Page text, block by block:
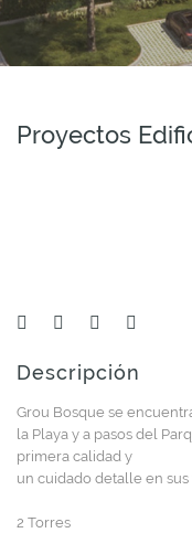
Proyectos
Descripción
Grou Bosque se
la Playa y a pasos del
primera calidad y
un cuidado detalle en
2 Torres